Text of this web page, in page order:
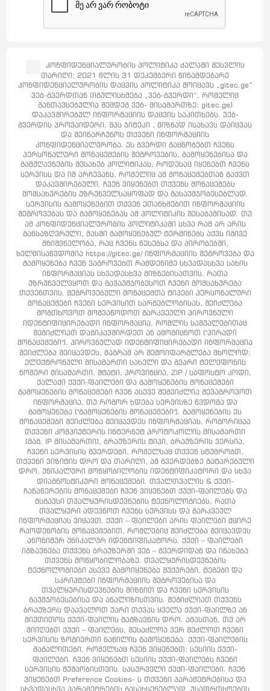
კონფიდენციალურობის პოლიტიკა ძალაში შესვლის
თარიღი: 2021 წლის 31 დეკემბერი წინამდებარე
კონფიდენციალურობის დაცვის პოლიტიკა მოიცავს „gitec.ge“
ვებ-გვერდთან (იგულისხმება „ვებ-გვერდი“, რომელიც
განთავსებულია შემდეგ ვებ- მისამართზე: gitec.ge)
დაკავშირებულ ინფორმაციის დაცვის საკითხებს. ვებ-
გვერდის პროვაიდერი, შპს ჯიტეკი , მიზნად ისახავს დაიცვას
და შეინარჩუნოს თქვენი ინფორმაციის
კონფიდენციალურობა. ეს გვერდი გაცნობებთ ჩვენს
პერსონალური მონაცემების შეგროვების, გამოყენებისა და
გამჟღავნების შესახებ პოლიტიკას, როდესაც იყენებთ ჩვენს
სერვისს და იმ არჩევანს, რომელიც ამ მონაცემებთან გაქვთ
დაკავშირებული. ჩვენ ვიყენებთ თქვენს მონაცემებს
მომსახურების უზრუნველსაყოფად და გასაუმჯობესებლად.
სერვისის გამოყენებით თქვენ ეთანხმებით ინფორმაციის
შეგროვებას და გამოყენებას ამ პოლიტიკის შესაბამისად. თუ
ამ კონფიდენციალურობის პოლიტიკაში სხვა რამ არ არის
განსაზღვრული, მასში გამოყენებულ ტერმინებს აქვს იგივე
მნიშვნელობა, რაც ჩვენს წესებსა და პირობებში,
ხელმისაწვდომია https://gitec.ge/ ინფორმაციის შეგროვება და
გამოყენება ჩვენ ვაგროვებთ რამდენიმე სხვადასხვა სახის
ინფორმაციას სხვადასხვა მიზნებისათვის, რათა
უზრუნველვყოთ და გავაუმჯობესოთ ჩვენი მომსახურება
თქვენთვის. შეგროვებული მონაცემთა ტიპები პერსონალური
მონაცემები ჩვენი სერვისით სარგებლობისას, შეიძლება
მოგთხოვოთ მოგვაწოდოთ გარკვეული პიროვნული
იდენტიფიცირებადი ინფორმაცია, რომლის საშუალებითაც
შეგიძლიათ დაგიკავშირდეთ ან ამოგიცნოთ ("პირადი
მონაცემები"). პიროვნულად იდენტიფიცირებადი ინფორმაცია
შეიძლება შეიცავდეს, მაგრამ არ შემოიფარგლება მხოლოდ:
ელექტრონული მისამართი სახელი და გვარი ტელეფონის
ნომერი მისამართი, შტატი, პროვინცია, ZIP / საფოსტო კოდი,
ქალაქი ქუქი-ფაილები და გამოყენების მონაცემები
გამოყენების მონაცემები ჩვენ ასევე შეგვიძლია შევაგროვოთ
ინფორმაცია, თუ როგორ ხდება სერვისზე წვდომა და
გამოყენება ("გამოყენების მონაცემები"). გამოყენების ეს
მონაცემები შეიძლება შეიცავდეს ინფორმაციას, როგორიცაა
თქვენი კომპიუტერის ინტერნეტ პროტოკოლის მისამართი
(მაგ. IP მისამართი), ბრაუზერის ტიპი, ბრაუზერის ვერსია,
ჩვენი სერვისის გვერდები, რომელსაც თქვენ სტუმრობთ,
თქვენი ვიზიტის დრო და თარიღი, ამ გვერდებზე გატარებული
დრო, უნიკალური მოწყობილობის იდენტიფიკატორი და სხვა
დიაგნოსტიკური მონაცემები. თვალთვალის & ქუქი-
ჩანაწერების მონაცემები ჩვენ ვიყენებთ ქუქი-ფაილებს და
მსგავსი თვალყურისდევნების ტექნოლოგიებს, რათა
თვალყური ადევნოთ ჩვენს სერვისს და გარკვეულ
ინფორმაციას ვიცავთ. ქუქი – ფაილები არის ფაილები მცირე
რაოდენობის მონაცემებით, რომლებიც შეიძლება შეიცავდეს
ანონიმურ უნიკალურ იდენტიფიკატორს. ქუქი – ფაილები
იგზავნება თქვენს ბრაუზერში ვებ – გვერდიდან და ინახება
თქვენს მოწყობილობაზე. თვალყურისდევნების
ტექნოლოგიები ასევე გამოიყენება შუქურები, ტეგები და
სკრიპტები ინფორმაციის შეგროვებისა და
თვალყურისდევნების მიზნით და ჩვენი სერვისის
გაუმჯობესებისა და ანალიზისთვის. შეგიძლიათ თქვენს
ბრაუზერს დაავალოთ უარი თქვას ყველა ქუქი-ფაილზე ან
მიუთითოს ქუქი-ფაილის გაგზავნის დრო. ამასთან, თუ არ
მიიღებთ ქუქი – ფაილებს, შესაძლოა ვერ შეძლოთ ჩვენი
სერვისის ზოგიერთი ნაწილის გამოყენება. ქუქი-ფაილების
მაგალითები, რომელსაც ჩვენ ვიყენებთ: სესიის ქუქი-
ფაილები. ჩვენ ვიყენებთ სესიის ქუქი-ფაილებს ჩვენი
სერვისის მუშაობისთვის. სასურველი ქუქი-ფაილები. ჩვენ
ვიყენებთ Preference Cookies- ს თქვენი პარამეტრებისა და
სხვადასხვა პარამეტრების გასახსენებლად. უსაფრთხოების